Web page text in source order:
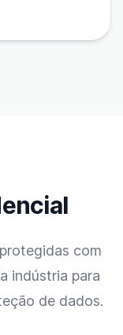
com
indústria para
de dados.